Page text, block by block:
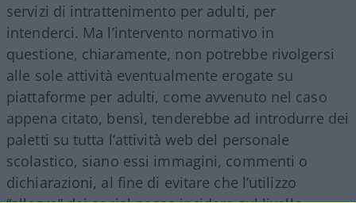
servizi di intrattenimento per adulti, per
intenderci. Ma l’intervento normativo in
questione, chiaramente, non potrebbe rivolgersi
alle sole attività eventualmente erogate su
piattaforme per adulti, come avvenuto nel caso
appena citato, bensì, tenderebbe ad introdurre dei
paletti su tutta l’attività web del personale
scolastico, siano essi immagini, commenti o
dichiarazioni, al fine di evitare che l’utilizzo